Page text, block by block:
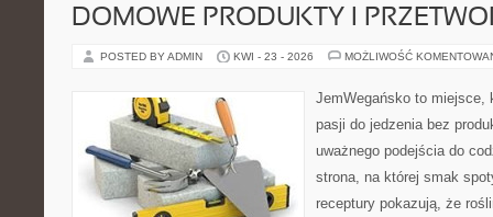
DOMOWE PRODUKTY I
POSTED BY ADMIN KWI - 23 - 2026 MOŻLIWOŚĆ
JemWegańsko to miejsce,
pasji do jedzenia bez
uważnego podejścia do
strona, na której smak
receptury pokazują, że